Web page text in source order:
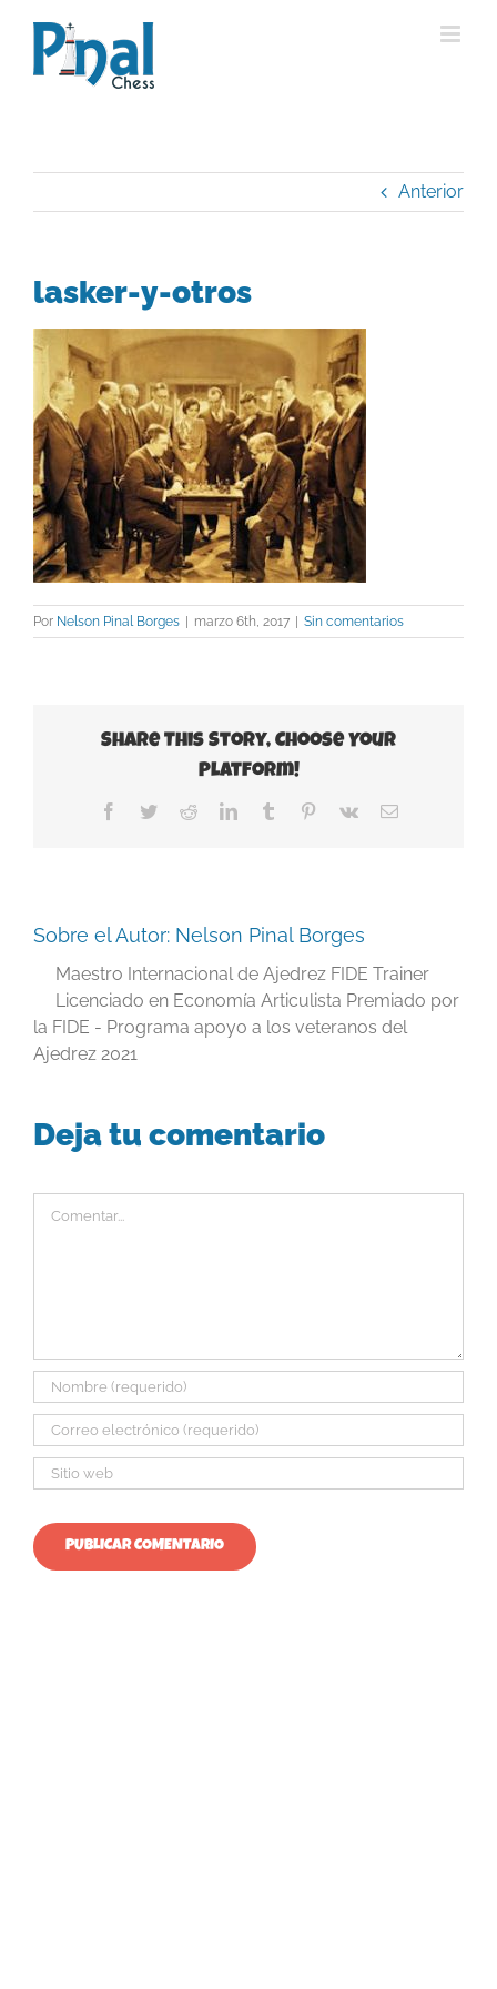
contenido
Anterior
lasker-y-otros
Por Nelson Pinal Borges | marzo 6th, 2017 | Sin comentarios
Share This Story, Choose Your
Platform!
Facebook
TwitterRedditLinkedInTumblr Pinterest
Vk
Correo
Sobre el Autor: Nelson Pinal Borges
Maestro Internacional de Ajedrez FIDE Trainer
Licenciado en Economía Articulista Premiado por
la FIDE - Programa apoyo a los veteranos del
Ajedrez 2021
Deja tu comentario